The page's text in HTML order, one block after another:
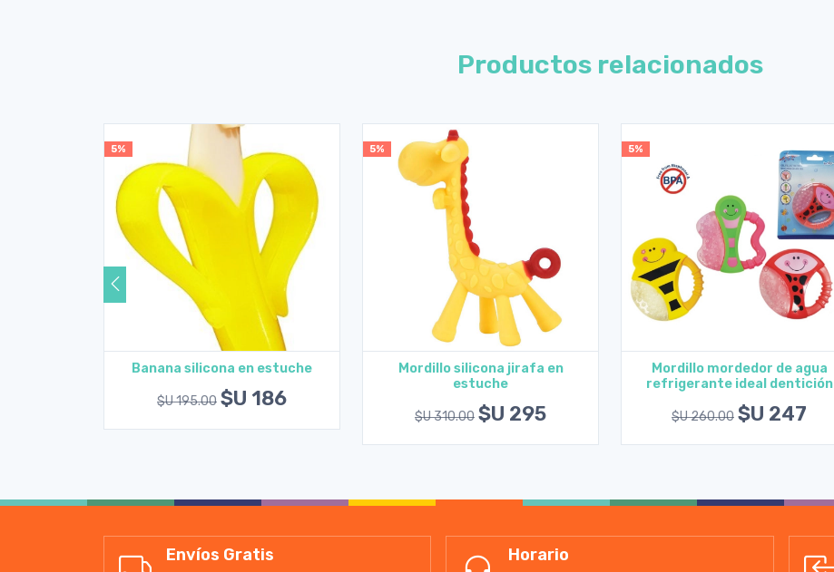
Productos relacionados
5%
Agregar al carrito
Banana silicona en estuche
$U 195.00 $U 186
5%
Agregar al carrito
Mordillo silicona jirafa en
estuche
$U 310.00 $U 295
5%
Agregar al carrito
Mordillo mordedor de agua
refrigerante ideal dentición
$U 260.00 $U 247
Envíos Gratis Horario